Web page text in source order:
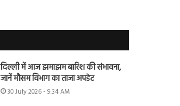
दिल्ली में आज झमाझम बारिश की संभावना,
जानें मौसम विभाग का ताजा अपडेट
30 July 2026 - 9:34 AM